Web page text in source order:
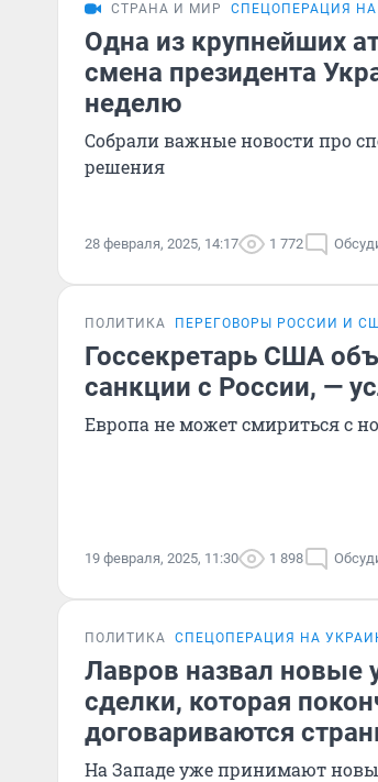
СТРАНА И МИР СПЕЦОПЕРАЦИЯ
Одна из крупнейших
смена президента
неделю
Собрали важные новости про
решения
28 февраля, 2025, 14:17 1 772
ПОЛИТИКА ПЕРЕГОВОРЫ РОССИИ И
Госсекретарь США
санкции с России, —
Европа не может смириться с
19 февраля, 2025, 11:30 1 898
ПОЛИТИКА СПЕЦОПЕРАЦИЯ НА
Лавров назвал новые
сделки, которая
договариваются
На Западе уже принимают